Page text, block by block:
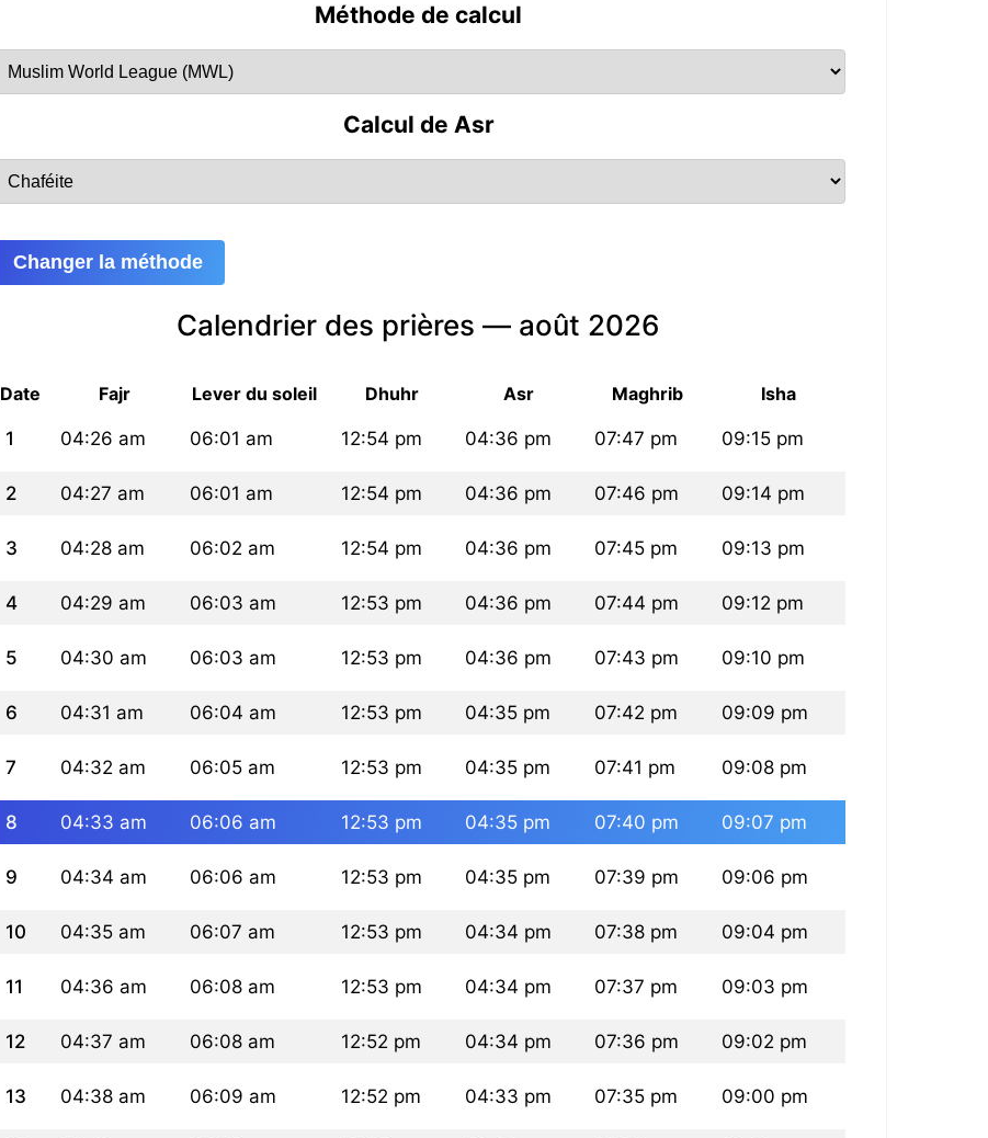
Méthode de calcul
Calcul de Asr
Changer la méthode
Calendrier des prières — août 2026
Date Fajr Lever du soleil Dhuhr Asr Maghrib Isha
1 04:26 am 06:01 am 12:54 pm 04:36 pm 07:47 pm 09:15 pm
2 04:27 am 06:01 am 12:54 pm 04:36 pm 07:46 pm 09:14 pm
3 04:28 am 06:02 am 12:54 pm 04:36 pm 07:45 pm 09:13 pm
4 04:29 am 06:03 am 12:53 pm 04:36 pm 07:44 pm 09:12 pm
5 04:30 am 06:03 am 12:53 pm 04:36 pm 07:43 pm 09:10 pm
6 04:31 am 06:04 am 12:53 pm 04:35 pm 07:42 pm 09:09 pm
7 04:32 am 06:05 am 12:53 pm 04:35 pm 07:41 pm 09:08 pm
8 04:33 am 06:06 am 12:53 pm 04:35 pm 07:40 pm 09:07 pm
9 04:34 am 06:06 am 12:53 pm 04:35 pm 07:39 pm 09:06 pm
10 04:35 am 06:07 am 12:53 pm 04:34 pm 07:38 pm 09:04 pm
11 04:36 am 06:08 am 12:53 pm 04:34 pm 07:37 pm 09:03 pm
12 04:37 am 06:08 am 12:52 pm 04:34 pm 07:36 pm 09:02 pm
13 04:38 am 06:09 am 12:52 pm 04:33 pm 07:35 pm 09:00 pm